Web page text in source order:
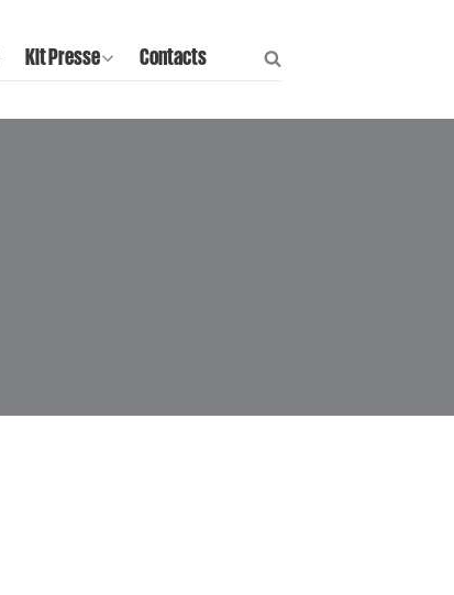
Kit Presse Contacts